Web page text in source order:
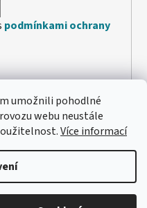
umožnili pohodlné
webu neustále
Více informací
podmínkami ochrany